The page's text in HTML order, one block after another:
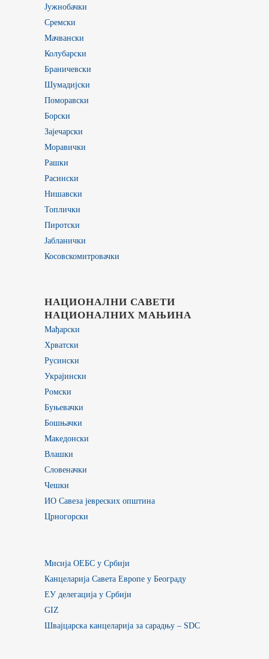
Јужнобачки
Сремски
Мачвански
Колубарски
Браничевски
Шумадијски
Поморавски
Борски
Зајечарски
Моравички
Рашки
Расински
Нишавски
Топлички
Пиротски
Јабланички
Косовскомитровачки
НАЦИОНАЛНИ САВЕТИ
НАЦИОНАЛНИХ МАЊИНА
Мађарски
Хрватски
Русински
Украјински
Ромски
Буњевачки
Бошњачки
Македонски
Влашки
Словеначки
Чешки
ИО Савеза јевреских општина
Црногорски
Мисија ОЕБС у Србији
Канцеларија Савета Европе у Београду
ЕУ делегација у Србији
GIZ
Швајцарска канцеларија за сарадњу – SDC